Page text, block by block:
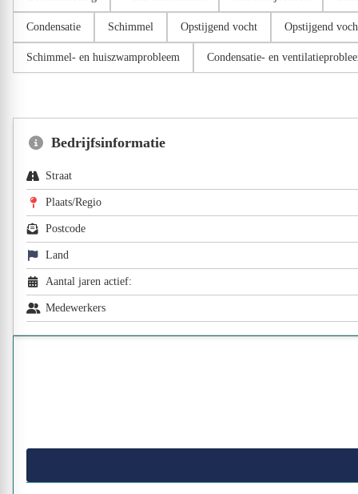
Condensatie Schimmel Opstijgend vocht Opstijgend
Schimmel- en huiszwamprobleem Condensatie- en
Bedrijfsinformatie
Straat
Plaats/Regio
Postcode
Land
Aantal jaren actief:
Medewerkers